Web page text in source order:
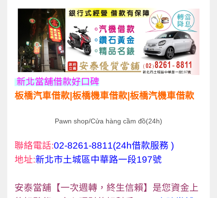
新北當舖借款好口碑
板橋汽車借款|板橋機車借款|板橋汽機車借款
Pawn shop/Cửa hàng cầm đồ(24h)
聯絡電話:02-8261-8811(24h借款服務 )
地址:新北市土城區中華路一段197號
安泰當舖【一次週轉，終生信賴】是您資金上